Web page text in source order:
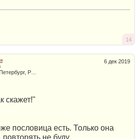
14
6 дек 2019
скажет!"
пословица есть. Только она